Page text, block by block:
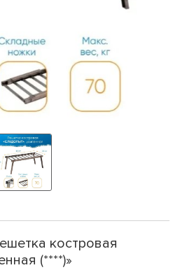
костровая
(****)»